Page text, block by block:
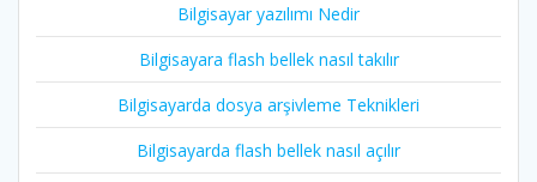
Bilgisayar yazılımı Nedir
Bilgisayara flash bellek nasıl takılır
Bilgisayarda dosya arşivleme Teknikleri
Bilgisayarda flash bellek nasıl açılır